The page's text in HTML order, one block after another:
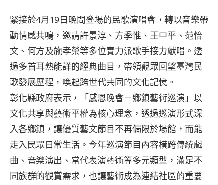
緊接於4月19日晚間登場的民歌演唱會，轉以音樂帶
動情感共鳴，邀請許景淳、方季惟、王中平、范怡
文、何方及施孝榮等多位實力派歌手接力獻唱。透
過多首耳熟能詳的經典曲目，帶領觀眾回望臺灣民
歌發展歷程，喚起跨世代共同的文化記憶。
彰化縣政府表示，「感恩晚會－鄉鎮藝術巡演」以
文化共享與藝術平權為核心理念，透過巡演形式深
入各鄉鎮，讓優質藝文節目不再侷限於場館，而能
走入民眾日常生活。今年巡演節目內容橫跨傳統戲
曲、音樂演出、當代表演藝術等多元類型，滿足不
同族群的觀賞需求，也讓藝術成為連結社區的重要